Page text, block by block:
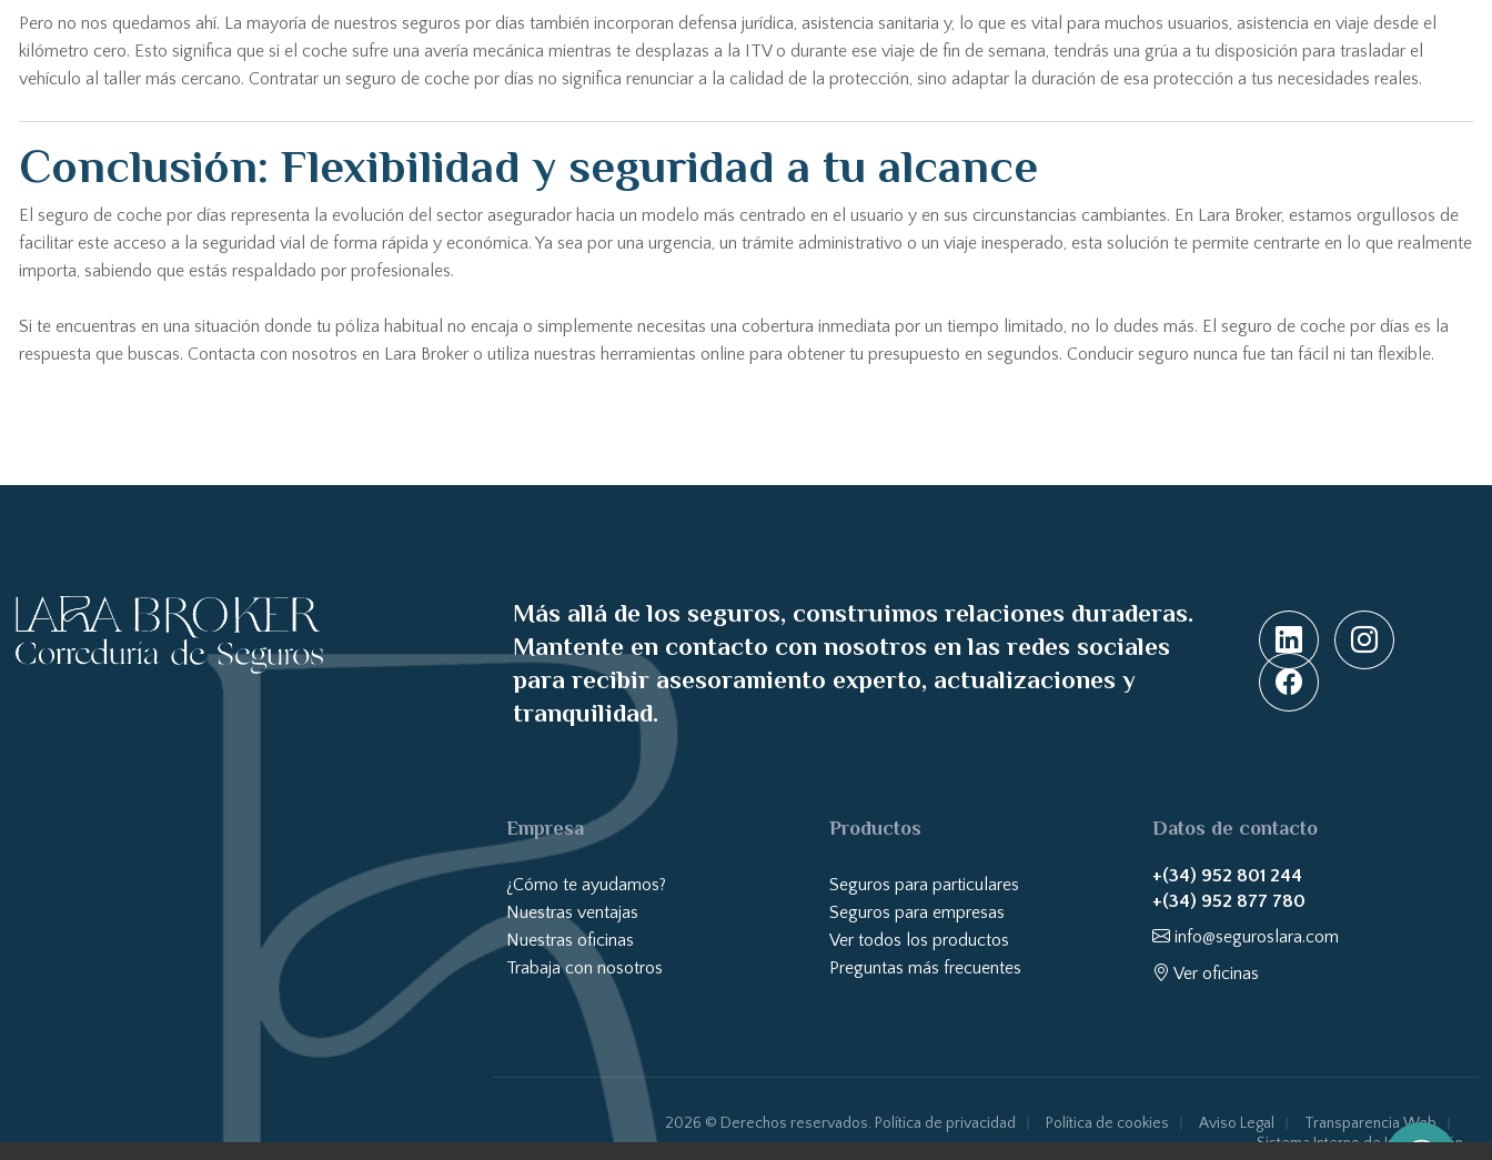
Pero no nos quedamos ahí. La mayoría de nuestros seguros por días también incorporan defensa jurídica, asistencia sanitaria y, lo que es vital para muchos usuarios, asistencia en viaje desde el
kilómetro cero. Esto significa que si el coche sufre una avería mecánica mientras te desplazas a la ITV o durante ese viaje de fin de semana, tendrás una grúa a tu disposición para trasladar el
vehículo al taller más cercano. Contratar un seguro de coche por días no significa renunciar a la calidad de la protección, sino adaptar la duración de esa protección a tus necesidades reales.
Conclusión: Flexibilidad y seguridad a tu alcance
El seguro de coche por días representa la evolución del sector asegurador hacia un modelo más centrado en el usuario y en sus circunstancias cambiantes. En Lara Broker, estamos orgullosos de
facilitar este acceso a la seguridad vial de forma rápida y económica. Ya sea por una urgencia, un trámite administrativo o un viaje inesperado, esta solución te permite centrarte en lo que realmente
importa, sabiendo que estás respaldado por profesionales.
Si te encuentras en una situación donde tu póliza habitual no encaja o simplemente necesitas una cobertura inmediata por un tiempo limitado, no lo dudes más. El seguro de coche por días es la
respuesta que buscas. Contacta con nosotros en Lara Broker o utiliza nuestras herramientas online para obtener tu presupuesto en segundos. Conducir seguro nunca fue tan fácil ni tan flexible.
Más allá de los seguros, construimos relaciones duraderas.
Mantente en contacto con nosotros en las redes sociales
para recibir asesoramiento experto, actualizaciones y
tranquilidad.
Empresa
¿Cómo te ayudamos?
Nuestras ventajas
Nuestras oficinas
Trabaja con nosotros
Productos
Seguros para particulares
Seguros para empresas
Ver todos los productos
Preguntas más frecuentes
Datos de contacto
+(34) 952 801 244
+(34) 952 877 780
info@seguroslara.com
Ver oficinas
2026 © Derechos reservados. Política de privacidad Política de cookies Aviso Legal
Transparencia Web
Sistema Interno de Información